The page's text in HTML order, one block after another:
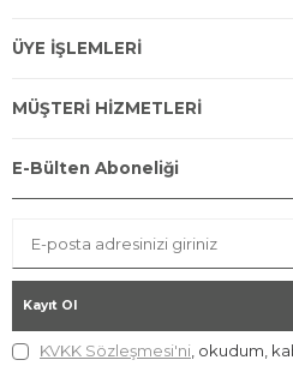
ÜYE İŞLEMLERİ
MÜŞTERİ HİZMETLERİ
E-Bülten Aboneliği
Kayıt Ol
KVKK Sözleşmesi'ni , okudum,